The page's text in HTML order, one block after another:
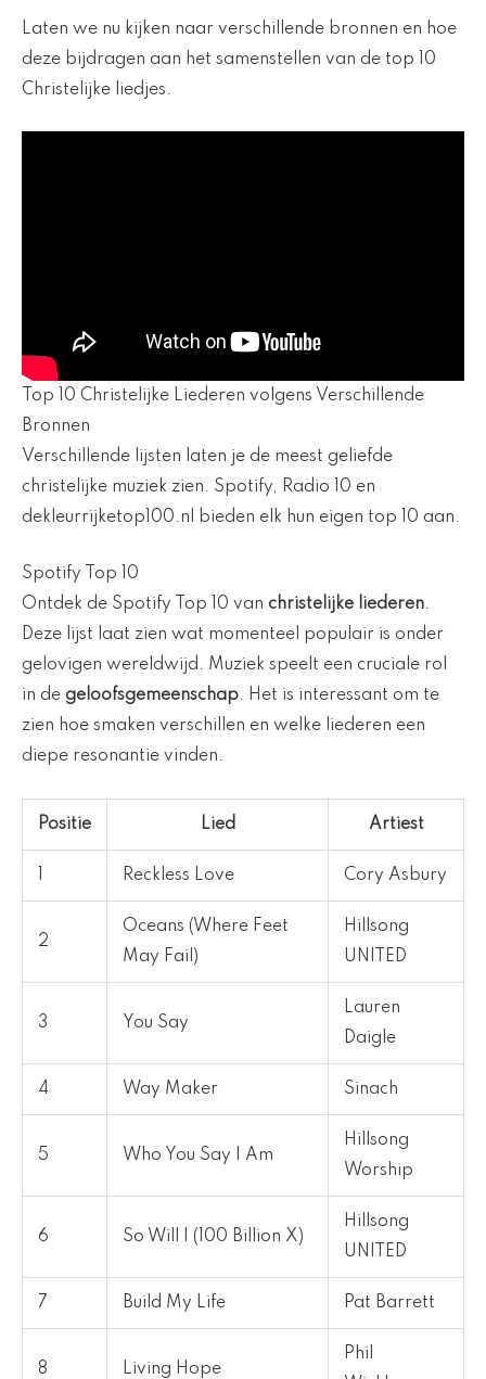
Laten we nu kijken naar verschillende bronnen en hoe
deze bijdragen aan het samenstellen van de top 10
Christelijke liedjes.
Top 10 Christelijke Liederen volgens Verschillende
Bronnen
Verschillende lijsten laten je de meest geliefde
christelijke muziek zien. Spotify, Radio 10 en
dekleurrijketop100.nl bieden elk hun eigen top 10 aan.
Spotify Top 10
Ontdek de Spotify Top 10 van christelijke liederen.
Deze lijst laat zien wat momenteel populair is onder
gelovigen wereldwijd. Muziek speelt een cruciale rol
in de geloofsgemeenschap. Het is interessant om te
zien hoe smaken verschillen en welke liederen een
diepe resonantie vinden.
Positie Lied Artiest
Reckless Love Cory Asbury
2
Oceans (Where Feet
May Fail)
Hillsong
UNITED
3 You Say
Lauren
Daigle
4 Way Maker Sinach
5 Who You Say I Am
Hillsong
Worship
6 So Will I (100 Billion X)
Hillsong
UNITED
7 Build My Life Pat Barrett
8 Living Hope
Phil